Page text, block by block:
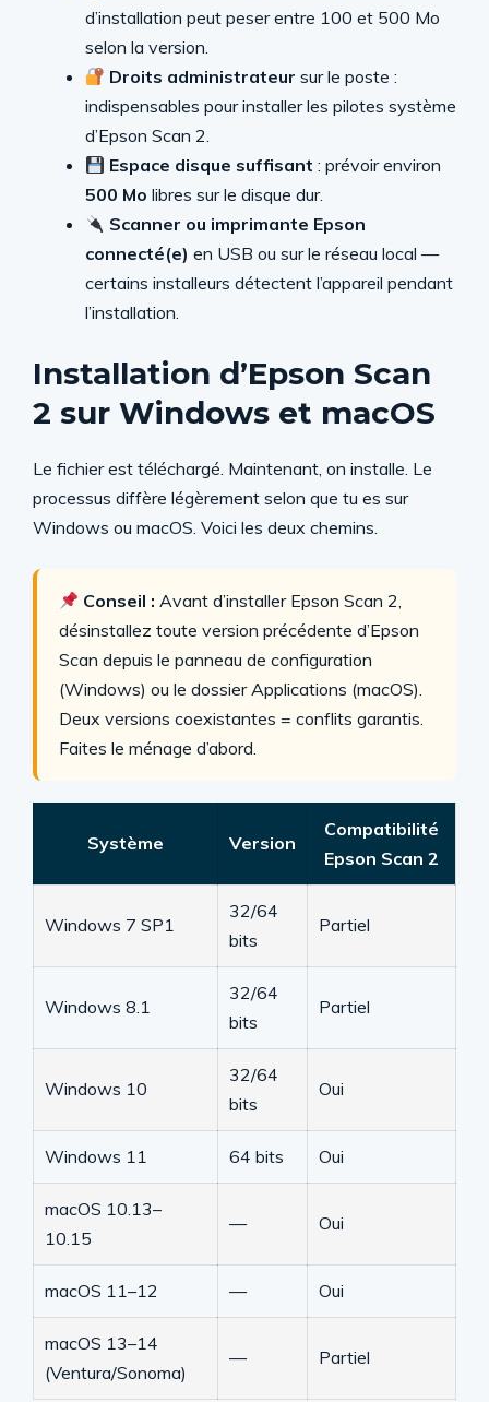
d’installation peut peser entre 100 et 500 Mo
selon la version.
Droits administrateur sur le poste :
indispensables pour installer les pilotes système
d’Epson Scan 2.
Espace disque suffisant : prévoir environ
500 Mo libres sur le disque dur.
Scanner ou imprimante Epson
connecté(e) en USB ou sur le réseau local —
certains installeurs détectent l’appareil pendant
l’installation.
Installation d’Epson Scan
2 sur Windows et macOS
Le fichier est téléchargé. Maintenant, on installe. Le
processus diffère légèrement selon que tu es sur
Windows ou macOS. Voici les deux chemins.
Conseil : Avant d’installer Epson Scan 2,
désinstallez toute version précédente d’Epson
Scan depuis le panneau de configuration
(Windows) ou le dossier Applications (macOS).
Deux versions coexistantes = conflits garantis.
Faites le ménage d’abord.
Système Version
Compatibilité
Epson Scan 2
Windows 7 SP1
32/64
bits
Partiel
Windows 8.1
32/64
bits
Partiel
Windows 10
32/64
bits
Oui
Windows 11 64 bits Oui
macOS 10.13–
10.15
— Oui
macOS 11–12 — Oui
macOS 13–14
(Ventura/Sonoma)
— Partiel